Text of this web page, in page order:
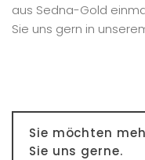
aus Sedna-Gold
Sie uns gern in
Sie möchten
Sie uns gerne.